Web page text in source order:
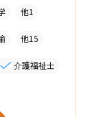
他1
他15
介護福祉士